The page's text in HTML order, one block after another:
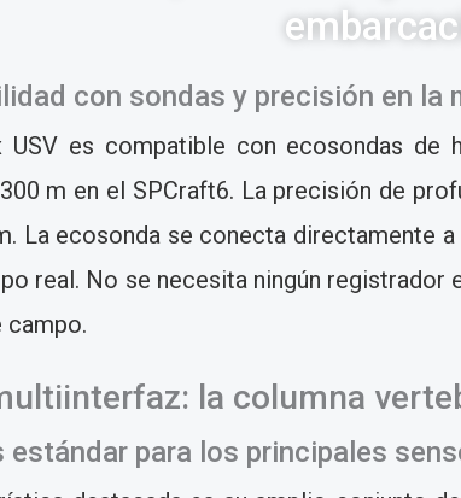
con sondas y precisión en la
USV es compatible con ecosondas
m en el SPCraft6. La precisión de
La ecosonda se conecta directamente
real. No se necesita ningún
campo.
la columna
estándar para los principales